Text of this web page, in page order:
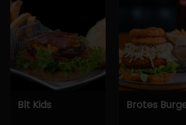
Blt Kids Brotes